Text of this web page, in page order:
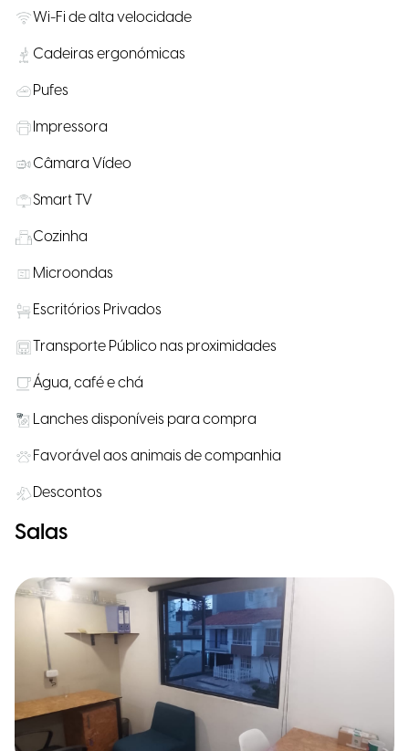
Wi-Fi de alta velocidade
Cadeiras ergonómicas
Pufes
Impressora
Câmara Vídeo
Smart TV
Cozinha
Microondas
Escritórios Privados
Transporte Público nas proximidades
Água, café e chá
Lanches disponíveis para compra
Favorável aos animais de companhia
Descontos
Salas